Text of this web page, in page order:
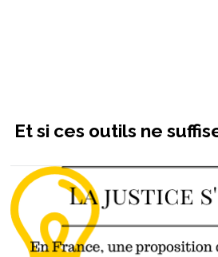
Et si ces outils ne